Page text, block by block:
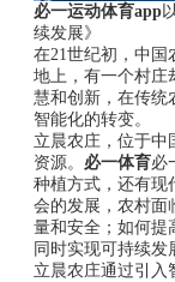
必一运动体育app
续发展》
在21世纪初，中
地上，有一个村
慧和创新，在传统
智能化的转变。
立晨农庄，位于中
资源。 必一体育必
种植方式，还有现
会的发展，农村面
量和安全；如何提
同时实现可持续发
立晨农庄通过引入